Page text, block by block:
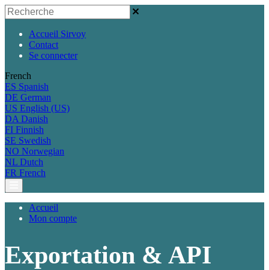
Accueil Sirvoy
Contact
Se connecter
French
ES Spanish
DE German
US English (US)
DA Danish
FI Finnish
SE Swedish
NO Norwegian
NL Dutch
FR French
Accueil
Mon compte
Exportation & API